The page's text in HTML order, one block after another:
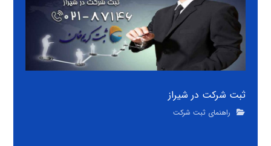
ثبت شرکت در شیراز
راهنمای ثبت شرکت